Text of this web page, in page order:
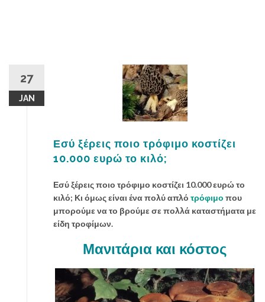
27
JAN
Εσύ ξέρεις ποιο τρόφιμο κοστίζει
10.000 ευρώ το κιλό;
Εσύ ξέρεις ποιο τρόφιμο κοστίζει 10.000 ευρώ το
κιλό; Κι όμως είναι ένα πολύ απλό τρόφιμο που
μπορούμε να το βρούμε σε πολλά καταστήματα με
είδη τροφίμων.
Μανιτάρια και κόστος